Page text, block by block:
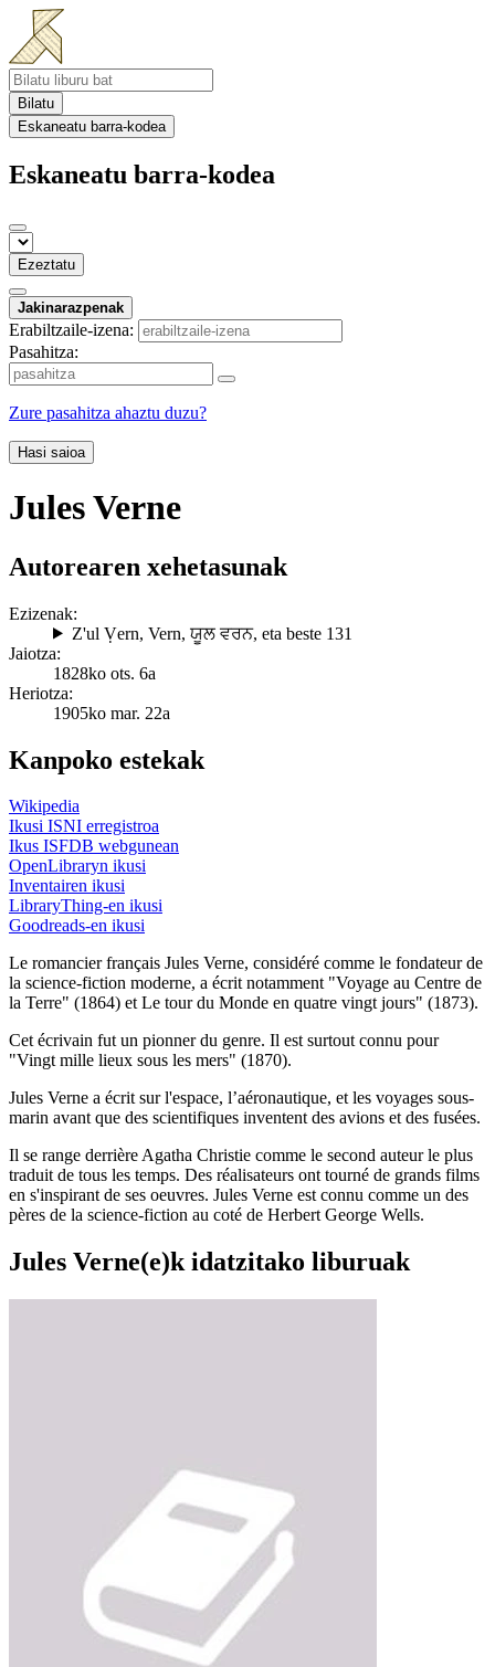
Bilatu
Eskaneatu barra-kodea
Eskaneatu barra-kodea
Ezeztatu
Jakinarazpenak
Erabiltzaile-izena:
Pasahitza:
Zure pasahitza ahaztu duzu?
Hasi saioa
Jules Verne
Autorearen xehetasunak
Ezizenak:
Z'ul Ṿern, Vern, ਯੂਲ ਵਰਨ, eta beste 131
Jaiotza:
1828ko ots. 6a
Heriotza:
1905ko mar. 22a
Kanpoko estekak
Wikipedia
Ikusi ISNI erregistroa
Ikus ISFDB webgunean
OpenLibraryn ikusi
Inventairen ikusi
LibraryThing-en ikusi
Goodreads-en ikusi
Le romancier français Jules Verne, considéré comme le fondateur de
la science-fiction moderne, a écrit notamment "Voyage au Centre de
la Terre" (1864) et Le tour du Monde en quatre vingt jours" (1873).
Cet écrivain fut un pionner du genre. Il est surtout connu pour
"Vingt mille lieux sous les mers" (1870).
Jules Verne a écrit sur l'espace, l’aéronautique, et les voyages sous-
marin avant que des scientifiques inventent des avions et des fusées.
Il se range derrière Agatha Christie comme le second auteur le plus
traduit de tous les temps. Des réalisateurs ont tourné de grands films
en s'inspirant de ses oeuvres. Jules Verne est connu comme un des
pères de la science-fiction au coté de Herbert George Wells.
Jules Verne(e)k idatzitako liburuak